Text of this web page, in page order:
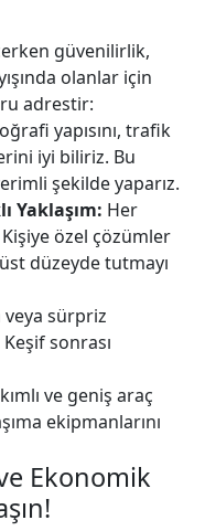
güvenilirlik,
olanlar için
adrestir:
yapısını, trafik
iyi biliriz. Bu
şekilde yaparız.
Yaklaşım: Her
özel çözümler
düzeyde tutmayı
veya sürpriz
sonrası
ve geniş araç
ekipmanlarını
Ekonomik